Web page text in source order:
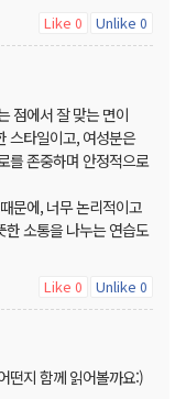
Like 0 Unlike 0
점에서 잘 맞는 면이
스타일이고, 여성분은
를 존중하며 안정적으로
문에, 너무 논리적이고
소통을 나누는 연습도
Like 0 Unlike 0
떤지 함께 읽어볼까요:)